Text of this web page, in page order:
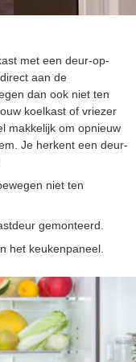
met een deur-op-
aan de
dan ook niet ten
koelkast of vriezer
makkelijk om opnieuw
Je herkent een deur-
niet ten
gemonteerd.
het keukenpaneel.